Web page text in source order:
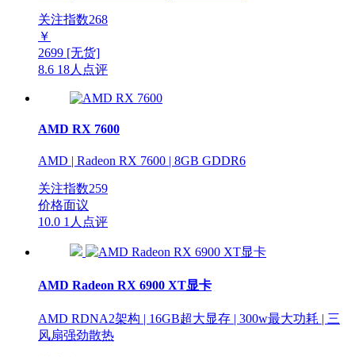
关注指数268
￥
2699 [无货]
8.6 18人点评
AMD RX 7600
AMD | Radeon RX 7600 | 8GB GDDR6
关注指数259
价格面议
10.0 1人点评
AMD Radeon RX 6900 XT显卡
AMD RDNA2架构 | 16GB超大显存 | 300w最大功耗 | 三
风扇强劲散热